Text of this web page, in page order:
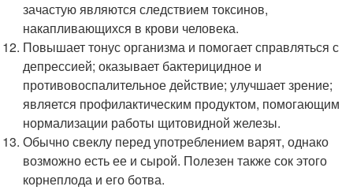
зачастую являются следствием токсинов,
накапливающихся в крови человека.
Повышает тонус организма и помогает справляться с
депрессией; оказывает бактерицидное и
противовоспалительное действие; улучшает зрение;
является профилактическим продуктом, помогающим
нормализации работы щитовидной железы.
Обычно свеклу перед употреблением варят, однако
возможно есть ее и сырой. Полезен также сок этого
корнеплода и его ботва.